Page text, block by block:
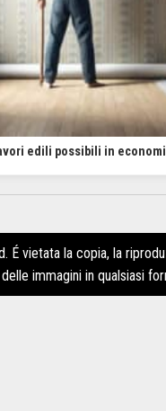
edili possibili in
É vietata la copia, la
delle immagini in qualsiasi